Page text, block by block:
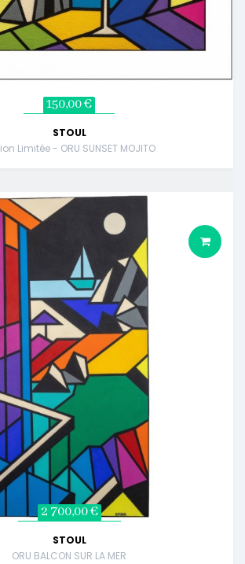
150,00 €
STOUL
Limitée - ORU SUNSET MOJITO
2 700,00 €
STOUL
ORU BALCON SUR LA MER